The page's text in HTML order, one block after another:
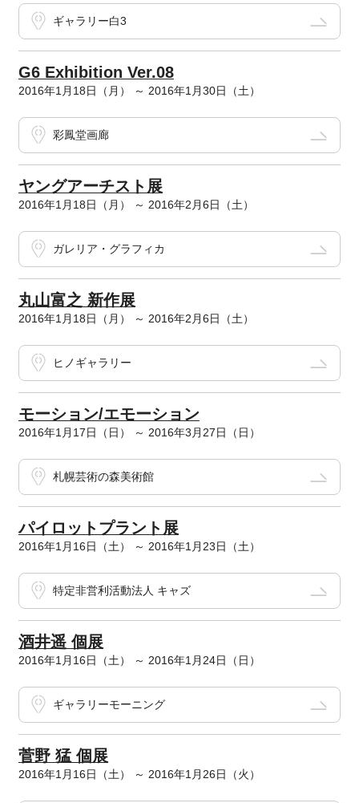
ギャラリー白3
G6 Exhibition Ver.08
2016年1月18日（月） ～ 2016年1月30日（土）
彩鳳堂画廊
ヤングアーチスト展
2016年1月18日（月） ～ 2016年2月6日（土）
ガレリア・グラフィカ
丸山富之 新作展
2016年1月18日（月） ～ 2016年2月6日（土）
ヒノギャラリー
モーション/エモーション
2016年1月17日（日） ～ 2016年3月27日（日）
札幌芸術の森美術館
パイロットプラント展
2016年1月16日（土） ～ 2016年1月23日（土）
特定非営利活動法人 キャズ
酒井遥 個展
2016年1月16日（土） ～ 2016年1月24日（日）
ギャラリーモーニング
菅野 猛 個展
2016年1月16日（土） ～ 2016年1月26日（火）